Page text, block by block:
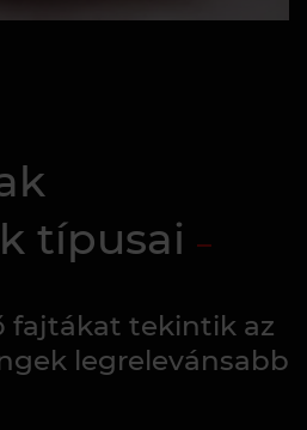
típusai
fajtákat tekintik az
legrelevánsabb